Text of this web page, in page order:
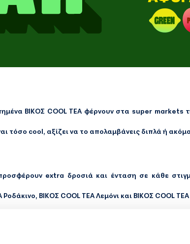
ΒΙΚΟΣ COOL TEA φέρνουν στα super
τόσο cool, αξίζει να το απολαμβάνεις διπλά ή
extra δροσιά και ένταση σε κάθε
ΒΙΚΟΣ COOL TEA Λεμόνι και ΒΙΚΟΣ COOL
μετά το γυμναστήριο, στις αυθόρμητες